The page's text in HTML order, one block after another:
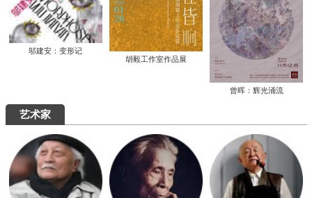
邬建安：变形记
胡毅工作室作品展
曾晖：辉光涌流
艺术家